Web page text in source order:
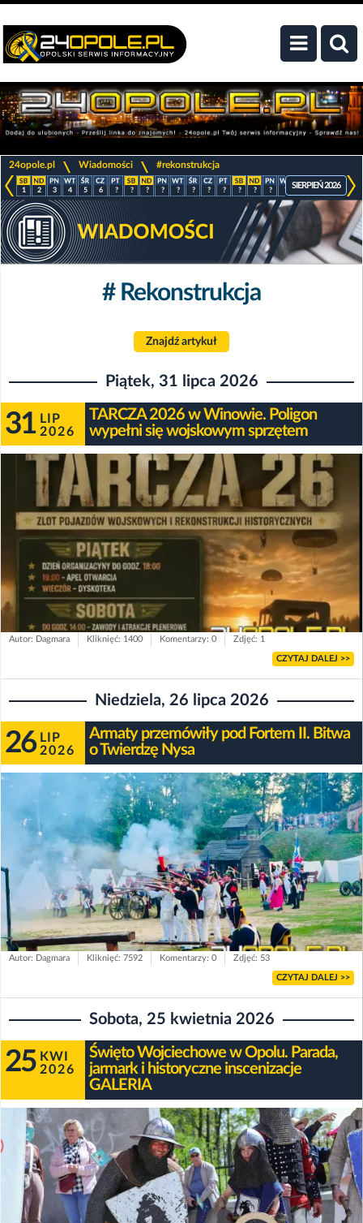
24opole.pl Wiadomości #rekonstrukcja
1 2 3 4 5 6 ? ? ? ? ? ? ? ? ? ? ? ? ? ? ?
SIERPIEŃ 2026
# Rekonstrukcja
Znajdź artykuł
Piątek, 31 lipca 2026
31 LIP
2026
TARCZA 2026 w Winowie. Poligon
wypełni się wojskowym sprzętem
Autor: Dagmara Kliknięć: 1400 Komentarzy: 0 Zdjęć: 1
CZYTAJ DALEJ >>
Niedziela, 26 lipca 2026
26 LIP
2026
Armaty przemówiły pod Fortem II. Bitwa
o Twierdzę Nysa
Autor: Dagmara Kliknięć: 7592 Komentarzy: 0 Zdjęć: 53
CZYTAJ DALEJ >>
Sobota, 25 kwietnia 2026
25 KWI
2026
Święto Wojciechowe w Opolu. Parada,
jarmark i historyczne inscenizacje
GALERIA